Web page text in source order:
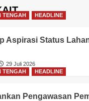
TENGAH HEADLINE
Aspirasi Status
29 Juli 2026
TENGAH
HEADLINE
Pengawasan